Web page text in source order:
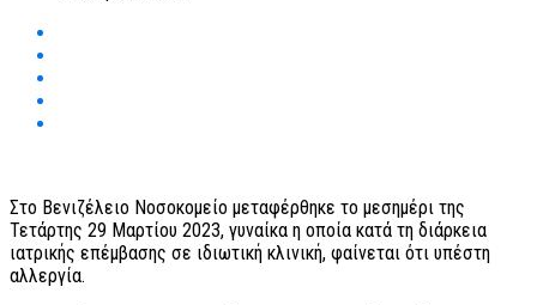
Στο Βενιζέλειο Νοσοκομείο μεταφέρθηκε το μεσημέρι της
Τετάρτης 29 Μαρτίου 2023, γυναίκα η οποία κατά τη διάρκεια
ιατρικής επέμβασης σε ιδιωτική κλινική, φαίνεται ότι υπέστη
αλλεργία.